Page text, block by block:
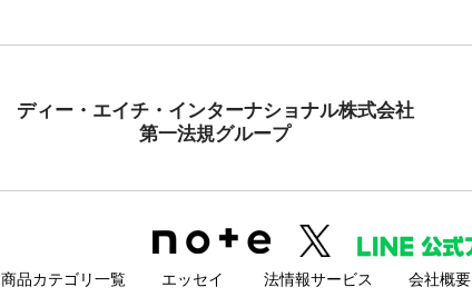
ディー・エイチ・インターナショナル株式会社
第一法規グループ
商品カテゴリ一覧 エッセイ 法情報サービス 会社概要